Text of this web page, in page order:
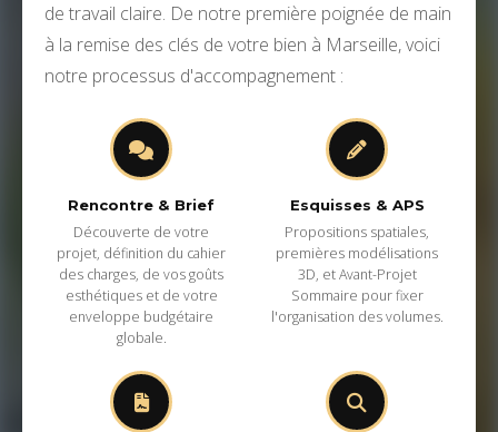
de travail claire. De notre première poignée de main
à la remise des clés de votre bien à Marseille, voici
notre processus d'accompagnement :
Rencontre & Brief
Découverte de votre
projet, définition du cahier
des charges, de vos goûts
esthétiques et de votre
enveloppe budgétaire
globale.
Esquisses & APS
Propositions spatiales,
premières modélisations
3D, et Avant-Projet
Sommaire pour fixer
l'organisation des volumes.